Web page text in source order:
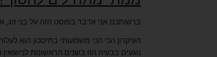
ברשותכם אני אדבר בפוסט הזה על בני זוג,
העיקרון הכי הכי משמעותי בחיסכון הוא